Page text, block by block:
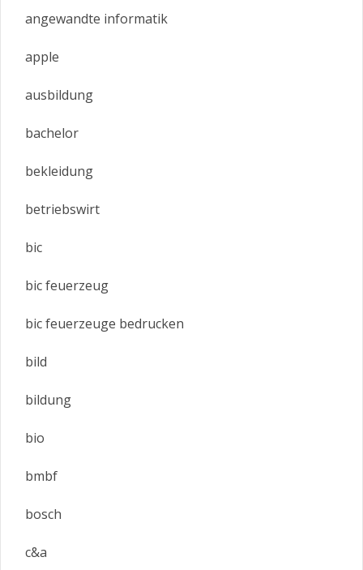
angewandte informatik
apple
ausbildung
bachelor
bekleidung
betriebswirt
bic
bic feuerzeug
bic feuerzeuge bedrucken
bild
bildung
bio
bmbf
bosch
c&a